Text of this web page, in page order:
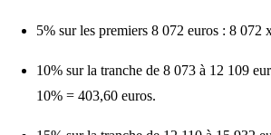
5% sur les premiers 8 072 euros : 8 072
10% sur la tranche de 8 073 à 12 109
10% = 403,60 euros.